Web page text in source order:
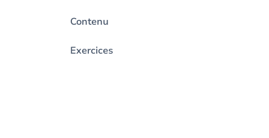
Contenu
Exercices